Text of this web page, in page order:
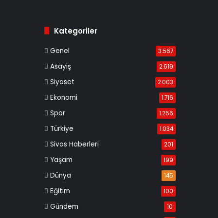
Kategoriler
Genel 3.567
Asayiş 2.619
Siyaset 2.003
Ekonomi 1.716
Spor 1.256
Türkiye 1.034
Sivas Haberleri 201
Yaşam 199
Dünya 145
Eğitim 100
Gündem 10